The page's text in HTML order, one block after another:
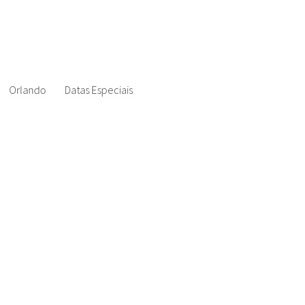
Orlando Datas Especiais